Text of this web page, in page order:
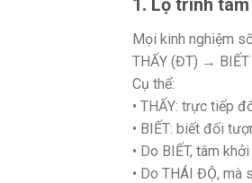
1. Lộ trình
Mọi kinh nghiệm
THẤY (ĐT) →
Cụ thể:
• THẤY: trực tiếp
• BIẾT: biết đối
• Do BIẾT, tâm
• Do THÁI ĐỘ,